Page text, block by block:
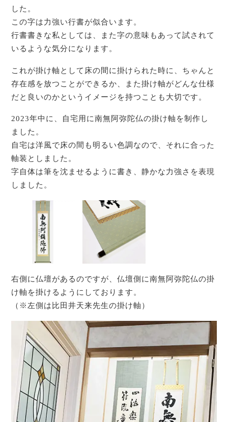
した。
この字は力強い行書が似合います。
行書書きな私としては、また字の意味もあって試されて
いるような気分になります。
これが掛け軸として床の間に掛けられた時に、ちゃんと
存在感を放つことができるか、また掛け軸がどんな仕様
だと良いのかというイメージを持つことも大切です。
2023年中に、自宅用に南無阿弥陀仏の掛け軸を制作し
ました。
自宅は洋風で床の間も明るい色調なので、それに合った
軸装としました。
字自体は筆を沈ませるように書き、静かな力強さを表現
しました。
右側に仏壇があるのですが、仏壇側に南無阿弥陀仏の掛
け軸を掛けるようにしております。
（※左側は比田井天来先生の掛け軸）